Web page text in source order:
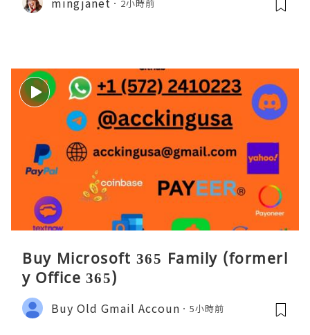
2小時前
Buy Microsoft 365 Family (formerl
y Office 365)
Buy Old Gmail Accoun 5小時前